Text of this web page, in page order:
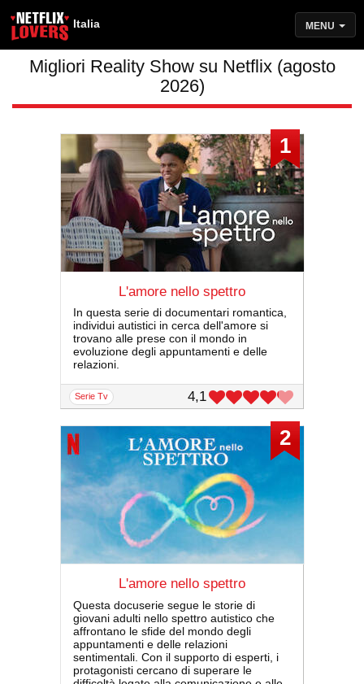
Italia MENU
Migliori Reality Show su Netflix (agosto
2026)
1
L'amore nello spettro
In questa serie di documentari romantica,
individui autistici in cerca dell'amore si
trovano alle prese con il mondo in
evoluzione degli appuntamenti e delle
relazioni.
serie Tv 4,1
2
L'amore nello spettro
Questa docuserie segue le storie di
giovani adulti nello spettro autistico che
affrontano le sfide del mondo degli
appuntamenti e delle relazioni
sentimentali. Con il supporto di esperti, i
protagonisti cercano di superare le